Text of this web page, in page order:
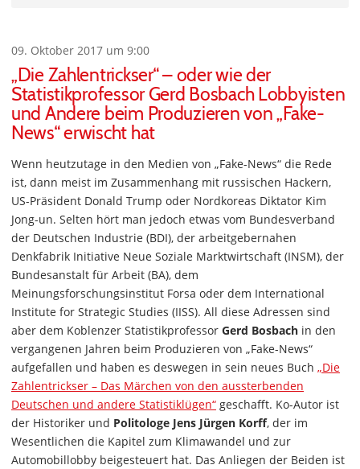
09. Oktober 2017 um 9:00
„Die Zahlentrickser“ – oder wie der
Statistikprofessor Gerd Bosbach Lobbyisten
und Andere beim Produzieren von „Fake-
News“ erwischt hat
Wenn heutzutage in den Medien von „Fake-News“ die Rede
ist, dann meist im Zusammenhang mit russischen Hackern,
US-Präsident Donald Trump oder Nordkoreas Diktator Kim
Jong-un. Selten hört man jedoch etwas vom Bundesverband
der Deutschen Industrie (BDI), der arbeitgebernahen
Denkfabrik Initiative Neue Soziale Marktwirtschaft (INSM), der
Bundesanstalt für Arbeit (BA), dem
Meinungsforschungsinstitut Forsa oder dem International
Institute for Strategic Studies (IISS). All diese Adressen sind
aber dem Koblenzer Statistikprofessor Gerd Bosbach in den
vergangenen Jahren beim Produzieren von „Fake-News“
aufgefallen und haben es deswegen in sein neues Buch „Die
Zahlentrickser – Das Märchen von den aussterbenden
Deutschen und andere Statistiklügen“ geschafft. Ko-Autor ist
der Historiker und Politologe Jens Jürgen Korff, der im
Wesentlichen die Kapitel zum Klimawandel und zur
Automobillobby beigesteuert hat. Das Anliegen der Beiden ist